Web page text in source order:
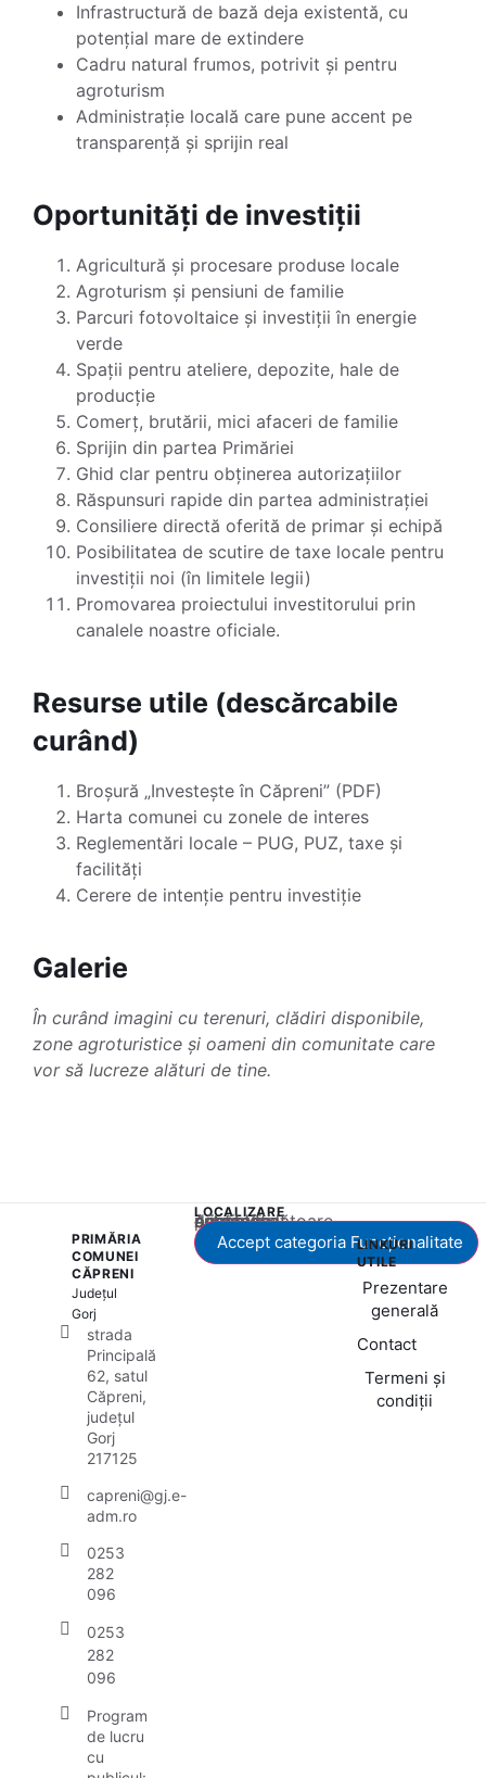
Infrastructură de bază deja existentă, cu
potențial mare de extindere
Cadru natural frumos, potrivit și pentru
agroturism
Administrație locală care pune accent pe
transparență și sprijin real
Oportunități de investiții
Agricultură și procesare produse locale
Agroturism și pensiuni de familie
Parcuri fotovoltaice și investiții în energie
verde
Spații pentru ateliere, depozite, hale de
producție
Comerț, brutării, mici afaceri de familie
Sprijin din partea Primăriei
Ghid clar pentru obținerea autorizațiilor
Răspunsuri rapide din partea administrației
Consiliere directă oferită de primar și echipă
Posibilitatea de scutire de taxe locale pentru
investiții noi (în limitele legii)
Promovarea proiectului investitorului prin
canalele noastre oficiale.
Resurse utile (descărcabile
curând)
Broșură „Investește în Căpreni” (PDF)
Harta comunei cu zonele de interes
Reglementări locale – PUG, PUZ, taxe și
facilități
Cerere de intenție pentru investiție
Galerie
În curând imagini cu terenuri, clădiri disponibile,
zone agroturistice și oameni din comunitate care
vor să lucreze alături de tine.
PRIMĂRIA
COMUNEI
CĂPRENI
Județul
Gorj
strada
Principală
62, satul
Căpreni,
județul
Gorj
217125
capreni@gj.e-
adm.ro
0253
282
096
0253
282
096
Program
de lucru
cu
LOCALIZARE
Acest conținut este blocat până când acceptați categoria corespunzătoare de cookie-uri.
Accept categoria Funcționalitate
LINKURI
UTILE
Prezentare
generală
Contact
Termeni și
condiții